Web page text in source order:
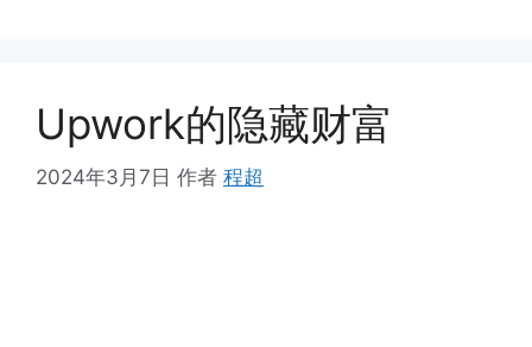
Upwork的隐藏财富
2024年3月7日 作者 程超